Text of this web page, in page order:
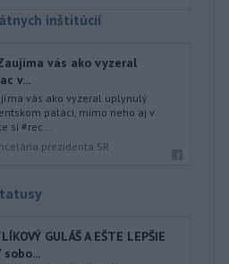
inštitúcií
Zaujíma vás ako vyzeral
v...
vás ako vyzeral uplynulý
paláci, mimo neho aj v
si #rec...
prezidenta SR
GULÁŠ A EŠTE LEPŠIE
sobo...